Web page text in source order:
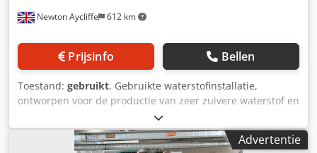
Newton Aycliffe 612 km
Prijsinfo Bellen
Toestand: gebruikt, Gebruikte waterstofinstallatie,
ontworpen voor de productie van zeer zuivere waterstof en
koolmonoxide uit aardgas. Gebouwd door Air Liquide en
voor het eerst in gebruik genomen in 2015, buiten bedrijf
gesteld in augustus 2024. Productiecapaciteit als volgt: -
Advertentie